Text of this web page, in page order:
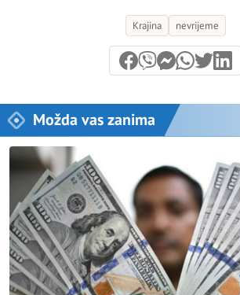
Krajina nevrijeme
Možda vas zanima